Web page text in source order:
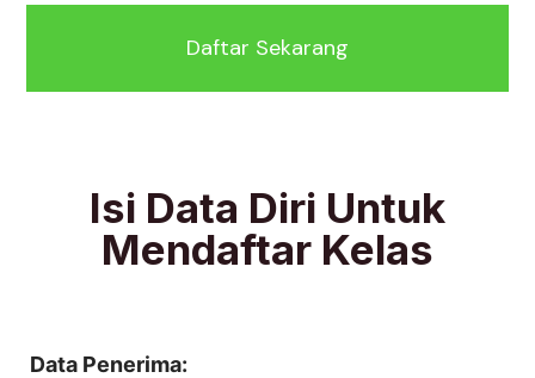
Daftar Sekarang
Isi Data Diri Untuk
Mendaftar Kelas
Data Penerima: